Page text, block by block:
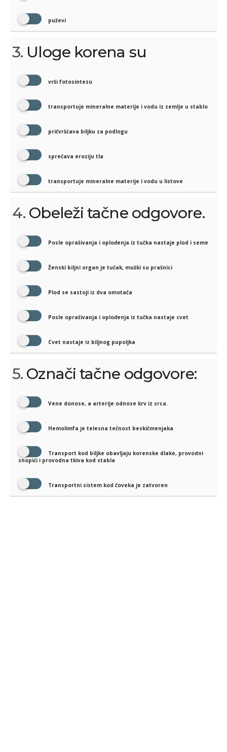
puževi
3. Uloge korena su
vrši fotosintezu
transportuje mineralne materije i vodu iz zemlje u stablo
pričvršćava biljku za podlogu
sprečava eroziju tla
transportuje mineralne materije i vodu u listove
4. Obeleži tačne odgovore.
Posle oprašivanja i oplođenja iz tučka nastaje plod i seme
Ženski biljni organ je tučak, muški su prašnici
Plod se sastoji iz dva omotača
Posle oprašivanja i oplođenja iz tučka nastaje cvet
Cvet nastaje iz biljnog pupoljka
5. Označi tačne odgovore:
Vene donose, a arterije odnose krv iz srca.
Hemolimfa je telesna tečnost beskičmenjaka
Transport kod biljke obavljaju korenske dlake, provodni
snopići i provodna tkiva kod stabla
Transportni sistem kod čoveka je zatvoren